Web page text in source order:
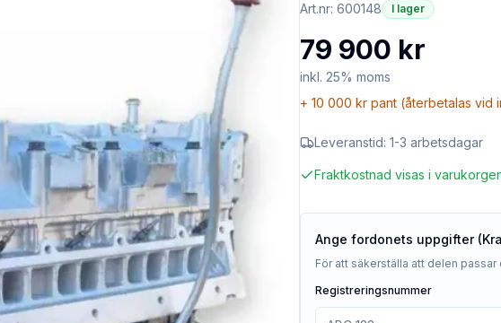
Art.nr: 600148 I lager
79 900 kr
inkl. 25% moms
+ 10 000 kr pant (återbetalas vid
Leveranstid: 1-3 arbetsdagar
Fraktkostnad visas i
Ange fordonets uppgifter
För att säkerställa att delen
Registreringsnummer